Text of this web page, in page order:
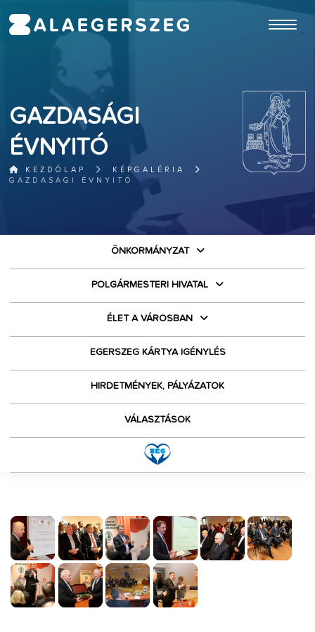
GAZDASÁGI
ÉVNYITÓ
KEZDŐLAP
KÉPGALÉRIA
GAZDASÁGI ÉVNYITÓ
ÖNKORMÁNYZAT
POLGÁRMESTERI HIVATAL
ÉLET A VÁROSBAN
EGERSZEG KÁRTYA IGÉNYLÉS
HIRDETMÉNYEK, PÁLYÁZATOK
VÁLASZTÁSOK